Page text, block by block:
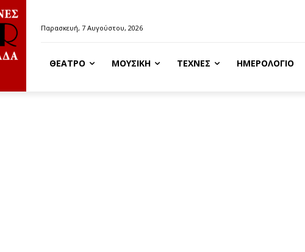
Παρασκευή, 7 Αυγούστου, 2026
ΘΈΑΤΡΟ ΜΟΥΣΙΚΉ ΤΈΧΝΕΣ ΗΜΕΡΟΛΌΓΙΟ